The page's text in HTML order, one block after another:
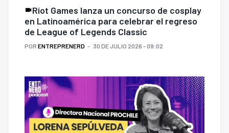
Riot Games lanza un concurso de cosplay
en Latinoamérica para celebrar el regreso
de League of Legends Classic
POR ENTREPRENERD 30 DE JULIO 2026 - 09:02